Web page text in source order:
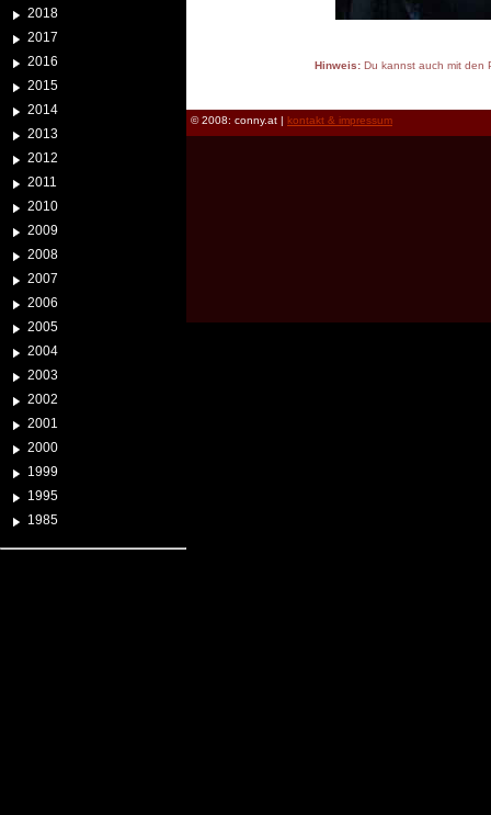
2018
2017
2016
2015
2014
2013
2012
2011
2010
2009
2008
2007
2006
2005
2004
2003
2002
2001
2000
1999
1995
1985
Hinweis:Du kannst auch mit den
© 2008: conny.at | kontakt & impressum